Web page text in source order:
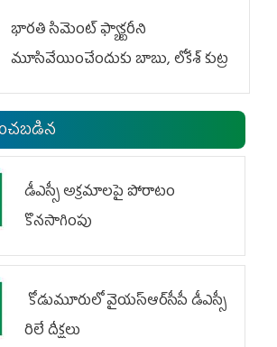
భారతి సిమెంట్ ఫ్యాక్టరీని
మూసివేయించేందుకు బాబు, లోకేశ్ కుట్ర
డీఎస్సీ అక్రమాలపై పోరాటం
కొనసాగింపు
కోడుమూరులో వైయ‌స్ఆర్‌సీపీ డీఎస్సీ
రిలే దీక్షలు